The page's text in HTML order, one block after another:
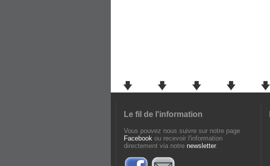
Le fil de l'information
Vous pouvez nous suivre sur notre page
Facebook ou recevoir l'information
directement via notre newsletter.